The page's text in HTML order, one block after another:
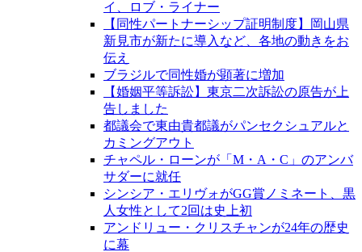
イ、ロブ・ライナー
【同性パートナーシップ証明制度】岡山県
新見市が新たに導入など、各地の動きをお
伝え
ブラジルで同性婚が顕著に増加
【婚姻平等訴訟】東京二次訴訟の原告が上
告しました
都議会で東由貴都議がパンセクシュアルと
カミングアウト
チャペル・ローンが「M・A・C」のアンバ
サダーに就任
シンシア・エリヴォがGG賞ノミネート、黒
人女性として2回は史上初
アンドリュー・クリスチャンが24年の歴史
に幕